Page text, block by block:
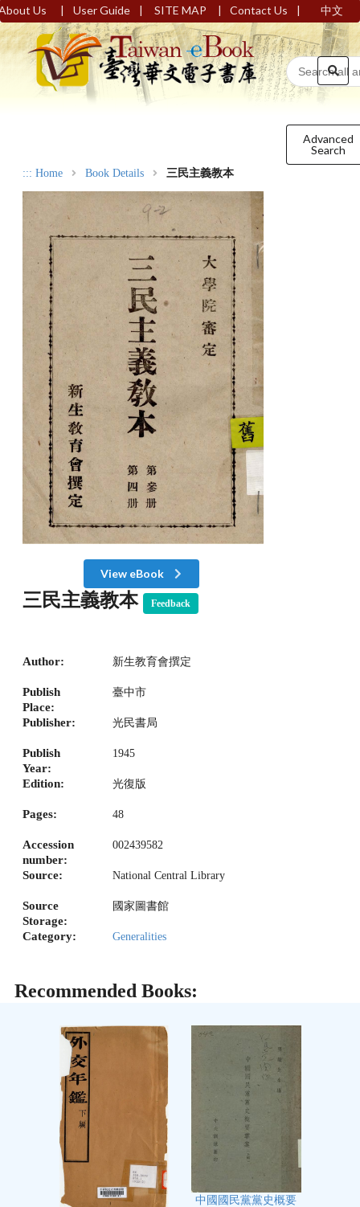
Us | User Guide | SITE MAP | Contact Us | 中文
Advanced
Search
::: Home Book Details 三民主義教本
View eBook
三民主義教本 Feedback
Author: 新生教育會撰定
Publish
Place:
臺中市
Publisher: 光民書局
Publish
Year:
1945
Edition: 光復版
Pages: 48
Accession
number:
002439582
Source: National Central Library
Source
Storage:
國家圖書館
Category: Generalities
Recommended Books:
中國國民黨黨史概要